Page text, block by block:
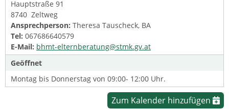
Hauptstraße 91
8740 Zeltweg
Ansprechperson: Theresa Tauscheck, BA
Tel: 067686640579
E-Mail: bhmt-elternberatung@stmk.gv.at
Geöffnet
Montag bis Donnerstag von 09:00- 12:00 Uhr.
Zum Kalender hinzufügen